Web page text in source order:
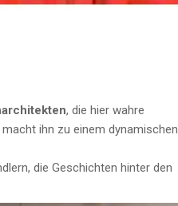
, die hier wahre
ihn zu einem dynamischen
die Geschichten hinter den